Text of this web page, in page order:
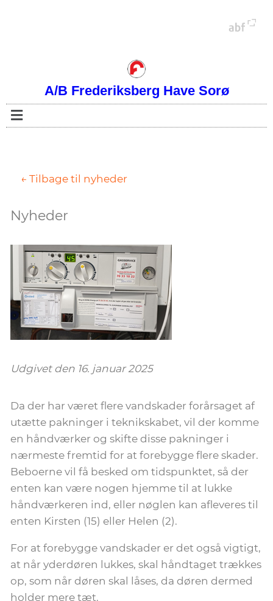
A/B Frederiksberg Have Sorø
← Tilbage til nyheder
Nyheder
Udgivet den 16. januar 2025
Da der har været flere vandskader forårsaget af
utætte pakninger i teknikskabet, vil der komme
en håndværker og skifte disse pakninger i
nærmeste fremtid for at forebygge flere skader.
Beboerne vil få besked om tidspunktet, så der
enten kan være nogen hjemme til at lukke
håndværkeren ind, eller nøglen kan afleveres til
enten Kirsten (15) eller Helen (2).
For at forebygge vandskader er det også vigtigt,
at når yderdøren lukkes, skal håndtaget trækkes
op, som når døren skal låses, da døren dermed
holder mere tæt.